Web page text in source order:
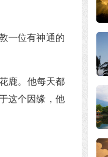
一位有神通的
鹿。他每天都
这个因缘，他